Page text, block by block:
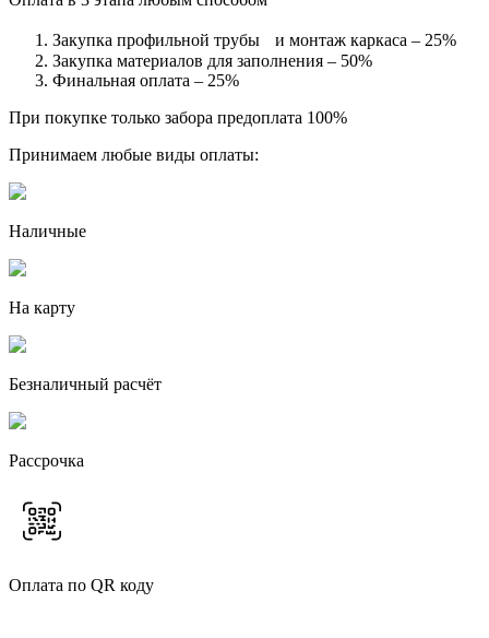
Закупка профильной трубы и монтаж каркаса – 25%
Закупка материалов для заполнения – 50%
Финальная оплата – 25%
При покупке только забора предоплата 100%
Принимаем любые виды оплаты:
Наличные
На карту
Безналичный расчёт
Рассрочка
Оплата по QR коду